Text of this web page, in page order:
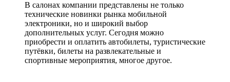
В салонах компании представлены не только
технические новинки рынка мобильной
электроники, но и широкий выбор
дополнительных услуг. Сегодня можно
приобрести и оплатить автобилеты, туристические
путёвки, билеты на развлекательные и
спортивные мероприятия, многое другое.